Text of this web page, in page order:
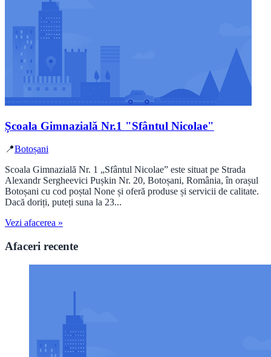
Școala Gimnazială Nr.1 "Sfântul Nicolae"
📍Botoșani
Scoala Gimnazială Nr. 1 „Sfântul Nicolae” este situat pe Strada
Alexandr Sergheevici Pușkin Nr. 20, Botoșani, România, în orașul
Botoșani cu cod poștal None și oferă produse și servicii de calitate.
Dacă doriți, puteți suna la 23...
Vezi afacerea »
Afaceri recente